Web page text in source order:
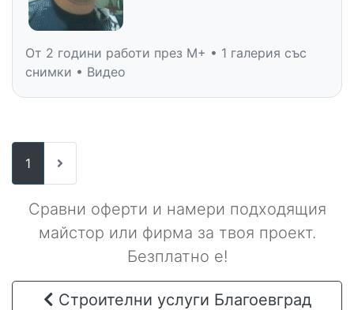
От 2 години работи през M+ • 1 галерия със
снимки • Видео
1
Сравни оферти и намери подходящия
майстор или фирма за твоя проект.
Безплатно е!
Строителни услуги Благоевград